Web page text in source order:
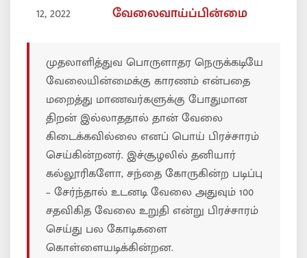
12, 2022
வேலைவாய்ப்பின்மை
முதலாளித்துவ பொருளாதர நெருக்கடியே
வேலையின்மைக்கு காரணம் என்பதை
மறைத்து மாணவர்களுக்கு போதுமான
திறன் இல்லாததால் தான் வேலை
கிடைக்கவில்லை எனப் பொய் பிரச்சாரம்
செய்கின்றனர். இச்சூழலில் தனியார்
கல்லூரிகளோ, சந்தை கோருகின்ற படிப்பு
– சேர்ந்தால் உடனடி வேலை அதுவும் 100
சதவிகித வேலை உறுதி என்று பிரச்சாரம்
செய்து பல கோடிகளை
கொள்ளையடிக்கின்றன.